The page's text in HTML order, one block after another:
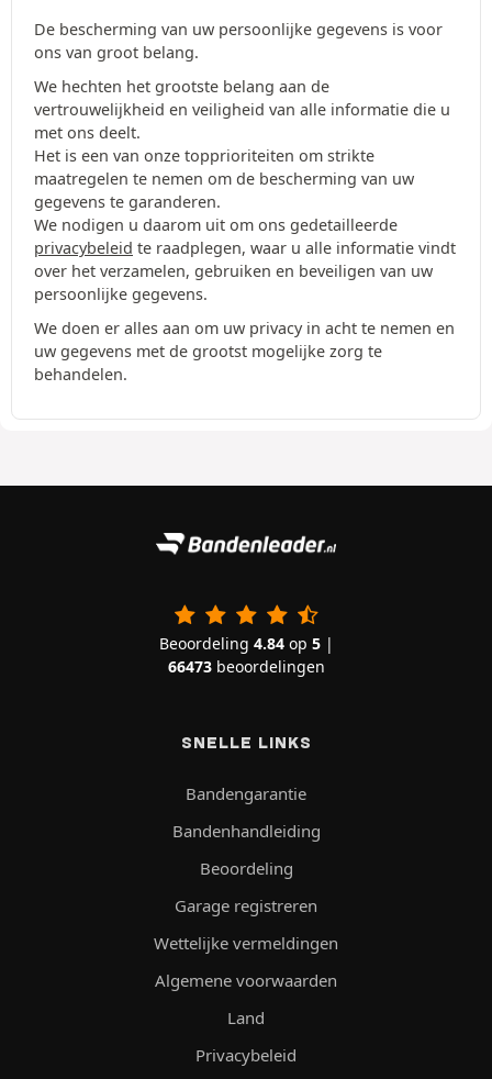
De bescherming van uw persoonlijke gegevens is voor
ons van groot belang.
We hechten het grootste belang aan de
vertrouwelijkheid en veiligheid van alle informatie die u
met ons deelt.
Het is een van onze topprioriteiten om strikte
maatregelen te nemen om de bescherming van uw
gegevens te garanderen.
We nodigen u daarom uit om ons gedetailleerde
privacybeleid te raadplegen, waar u alle informatie vindt
over het verzamelen, gebruiken en beveiligen van uw
persoonlijke gegevens.
We doen er alles aan om uw privacy in acht te nemen en
uw gegevens met de grootst mogelijke zorg te
behandelen.
Beoordeling 4.84op 5|
66473beoordelingen
SNELLE LINKS
Bandengarantie
Bandenhandleiding
Beoordeling
Garage registreren
Wettelijke vermeldingen
Algemene voorwaarden
Land
Privacybeleid